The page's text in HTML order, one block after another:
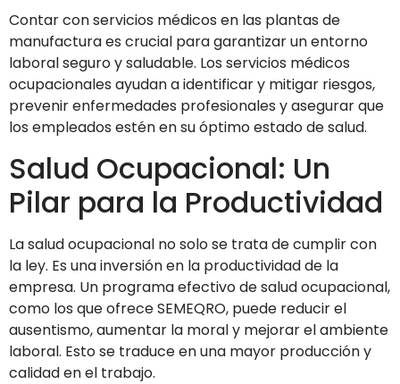
Contar con servicios médicos en las plantas de
manufactura es crucial para garantizar un entorno
laboral seguro y saludable. Los servicios médicos
ocupacionales ayudan a identificar y mitigar riesgos,
prevenir enfermedades profesionales y asegurar que
los empleados estén en su óptimo estado de salud.
Salud Ocupacional: Un
Pilar para la Productividad
La salud ocupacional no solo se trata de cumplir con
la ley. Es una inversión en la productividad de la
empresa. Un programa efectivo de salud ocupacional,
como los que ofrece SEMEQRO, puede reducir el
ausentismo, aumentar la moral y mejorar el ambiente
laboral. Esto se traduce en una mayor producción y
calidad en el trabajo.